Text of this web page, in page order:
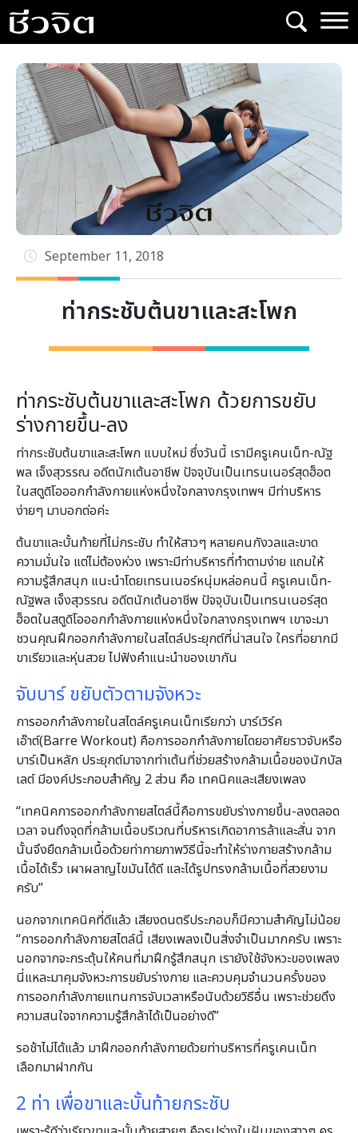
Skip
to
content
September 11, 2018
ท่ากระชับต้นขาและสะโพก
ท่ากระชับต้นขาและสะโพก ด้วยการขยับ
ร่างกายขึ้น-ลง
ท่ากระชับต้นขาและสะโพก แบบใหม่ ซึ่งวันนี้ เรามีครูเคนเน็ท-ณัฐ
พล เจ็งสุวรรณ อดีตนักเต้นอาชีพ ปัจจุบันเป็นเทรนเนอร์สุดฮ็อต
ในสตูดิโอออกกําลังกายแห่งหนึ่งใจกลางกรุงเทพฯ มีท่าบริหาร
ง่ายๆ มาบอกต่อค่ะ
ต้นขาและบั้นท้ายที่ไม่กระชับ ทําให้สาวๆ หลายคนกังวลและขาด
ความมั่นใจ แต่ไม่ต้องห่วง เพราะมีท่าบริหารที่ทําตามง่าย แถมให้
ความรู้สึกสนุก แนะนําโดยเทรนเนอร์หนุ่มหล่อคนนี้ ครูเคนเน็ท-
ณัฐพล เจ็งสุวรรณ อดีตนักเต้นอาชีพ ปัจจุบันเป็นเทรนเนอร์สุด
ฮ็อตในสตูดิโอออกกําลังกายแห่งหนึ่งใจกลางกรุงเทพฯ เขาจะมา
ชวนคุณฝึกออกกําลังกายในสไตล์ประยุกต์ที่น่าสนใจ ใครที่อยากมี
ขาเรียวและหุ่นสวย ไปฟังคําแนะนําของเขากัน
จับบาร์ ขยับตัวตามจังหวะ
การออกกําลังกายในสไตล์ครูเคนเน็ทเรียกว่า บาร์เวิร์ค
เอ๊าต์(Barre Workout) คือการออกกําลังกายโดยอาศัยราวจับหรือ
บาร์เป็นหลัก ประยุกต์มาจากท่าเต้นที่ช่วยสร้างกล้ามเนื้อของนักบัล
เลต์ มีองค์ประกอบสําคัญ 2 ส่วน คือ เทคนิคและเสียงเพลง
“เทคนิคการออกกําลังกายสไตล์นี้คือการขยับร่างกายขึ้น-ลงตลอด
เวลา จนถึงจุดที่กล้ามเนื้อบริเวณที่บริหารเกิดอาการล้าและสั่น จาก
นั้นจึงยืดกล้ามเนื้อด้วยท่ากายภาพวิธีนี้จะทําให้ร่างกายสร้างกล้าม
เนื้อได้เร็ว เผาผลาญไขมันได้ดี และได้รูปทรงกล้ามเนื้อที่สวยงาม
ครับ”
นอกจากเทคนิคที่ดีแล้ว เสียงดนตรีประกอบก็มีความสําคัญไม่น้อย
“การออกกําลังกายสไตล์นี้ เสียงเพลงเป็นสิ่งจําเป็นมากครับ เพราะ
นอกจากจะกระตุ้นให้คนที่มาฝึกรู้สึกสนุก เรายังใช้จังหวะของเพลง
นี่แหละมาคุมจังหวะการขยับร่างกาย และควบคุมจํานวนครั้งของ
การออกกําลังกายแทนการจับเวลาหรือนับด้วยวิธีอื่น เพราะช่วยดึง
ความสนใจจากความรู้สึกล้าได้เป็นอย่างดี”
รอช้าไม่ได้แล้ว มาฝึกออกกําลังกายด้วยท่าบริหารที่ครูเคนเน็ท
เลือกมาฝากกัน
2 ท่า เพื่อขาและบั้นท้ายกระชับ